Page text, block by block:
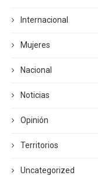
Internacional
Mujeres
Nacional
Noticias
Opinión
Territorios
Uncategorized